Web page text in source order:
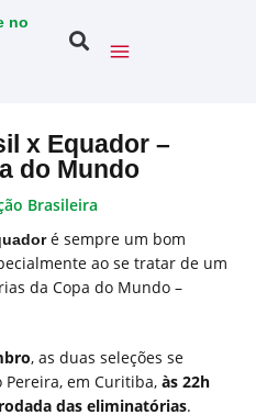
x Equador –
do Mundo
Brasileira
é sempre um bom
ao se tratar de um
da Copa do Mundo –
, as duas seleções se
em Curitiba, às 22h
das eliminatórias.